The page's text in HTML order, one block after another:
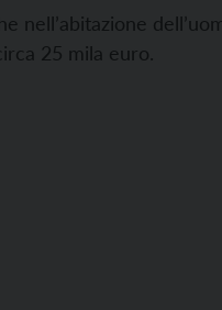
nell’abitazione
25 mila euro.